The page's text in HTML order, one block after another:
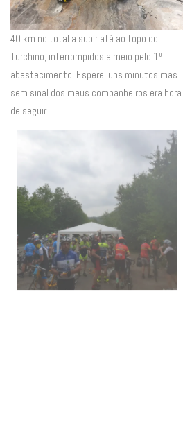
40 km no total a subir até ao topo do
Turchino, interrompidos a meio pelo 1º
abastecimento. Esperei uns minutos mas
sem sinal dos meus companheiros era hora
de seguir.